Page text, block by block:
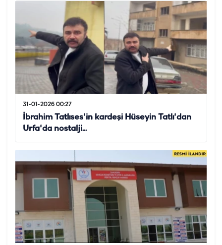
31-01-2026 00:27
İbrahim Tatlıses'in kardeşi Hüseyin Tatlı'dan
Urfa'da nostalji...